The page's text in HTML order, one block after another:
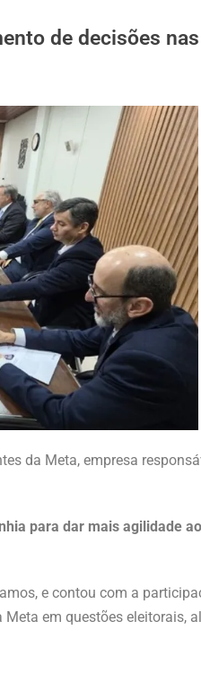
de decisões
da Meta, empresa
para dar mais agilidade
e contou com a
em questões eleitorais,